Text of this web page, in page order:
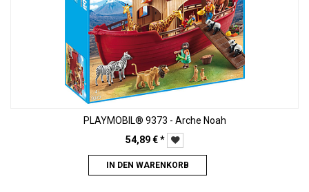
PLAYMOBIL® 9373 - Arche Noah
54,89€*
IN DEN WARENKORB